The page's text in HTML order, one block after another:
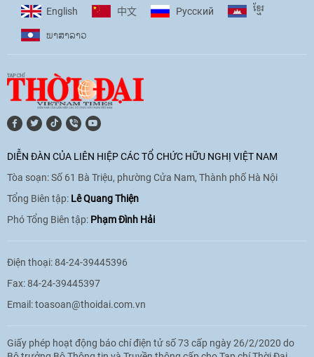
phó với biến đổi khí hậu
17:07|09/06/2026
[Video] Lào dành ưu tiên hàng đầu cho
quan hệ với Việt Nam
11:01 |09/06/2026
[Video] Doanh nghiệp Hoa Kỳ hỗ trợ
Việt Nam xác định danh tính người mất
tích trong chiến tranh
English 中文 Pусский ខ្មែរ
ພາ​ສາ​ລາວ
DIỄN ĐÀN CỦA LIÊN HIỆP CÁC TỔ CHỨC HỮU NGHỊ VIỆT NAM
Tòa soạn: Số 61 Bà Triệu, phường Cửa Nam, Thành phố Hà Nội
Tổng Biên tập: Lê Quang Thiện
Phó Tổng Biên tập: Phạm Đình Hải
Điện thoại: 84-24-39445396
Fax: 84-24-39445397
Email:toasoan@thoidai.com.vn
Giấy phép hoạt động báo chí điện tử số 73 cấp ngày 26/2/2020 do